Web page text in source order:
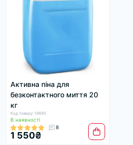
Активна піна для
безконтактного миття 20
кг
Код товару: 19685
В наявності
8
1 550₴